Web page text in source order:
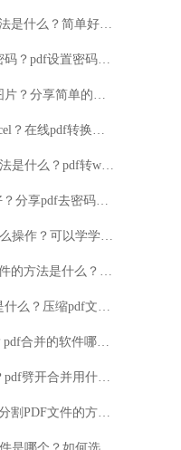
2.两个pdf文件合并的方法是什么？简单好用的pdf合并技巧
3.PDF知道密码如何去密码？pdf设置密码的好处
4.在线PDF怎么转换成图片？分享简单的方法
5.怎么在线pdf转换成excel？在线pdf转换成excel技巧分享
6.pdf怎么转word免费方法是什么？pdf转word图文技巧分享
7.pdf去密码adobe好不好？分享pdf去密码快速方法
8.pdf转excel转换在线怎么操作？可以学学这个方法
9.福昕阅读器合并pdf文件的方法是什么？对pdf文件进行合并的步骤
10.压缩pdf大小的方法是什么？压缩pdf文件大小的具体步骤
11.pdf怎么合并成一页？pdf合并的软件哪个更好用？
12.怎么把pdf劈开合并？pdf劈开合并用什么工具方便快捷？
13.如何分割PDF文件？分割PDF文件的方法有哪些？